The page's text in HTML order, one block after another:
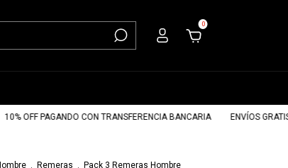
0
PAGANDO CON TRANSFERENCIA BANCARIA ENVÍOS GRATIS A
. Remeras .
Pack 3 Remeras Hombre